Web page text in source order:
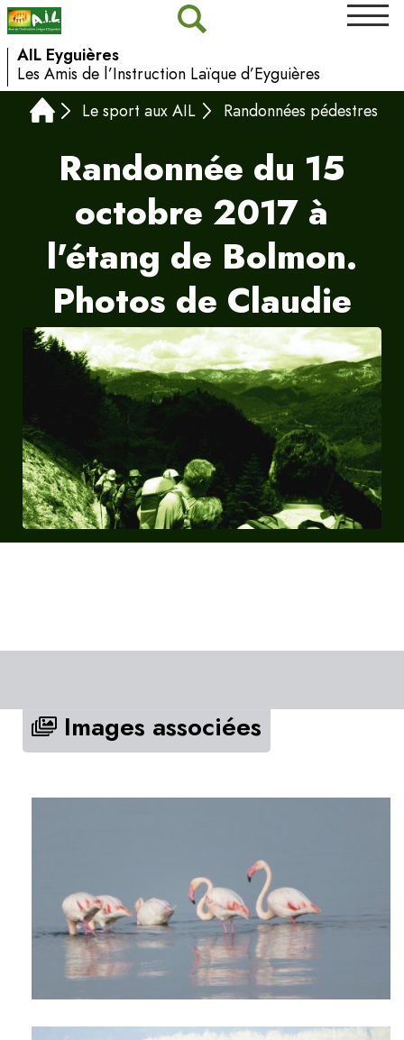
AIL Eyguières
Les Amis de l’Instruction Laïque d’Eyguières
Le sport aux AIL
Randonnées pédestres
Randonnée du 15
octobre 2017 à
l'étang de Bolmon.
Photos de Claudie
Images associées